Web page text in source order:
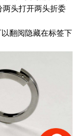
两头打开两头折委
翻阅隐藏在标签下